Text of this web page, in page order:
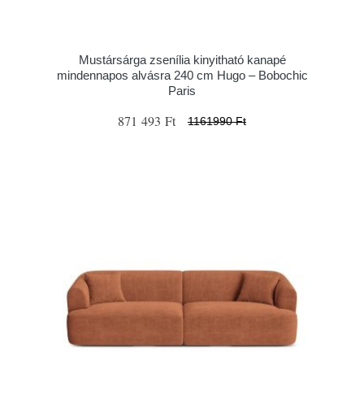
Mustársárga zsenília kinyitható kanapé
mindennapos alvásra 240 cm Hugo – Bobochic
Paris
871 493 Ft 1161990 Ft